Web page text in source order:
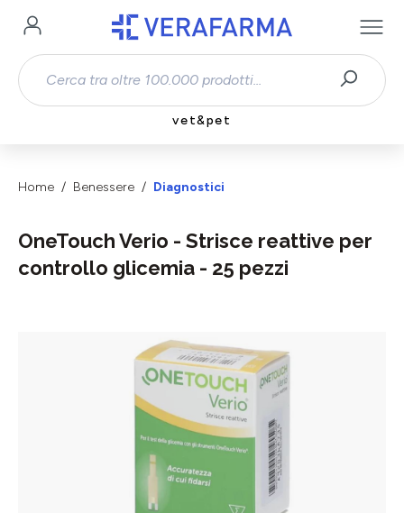
Passa al contenuto principale
vet&pet
Home Benessere Diagnostici
OneTouch Verio - Strisce reattive per
controllo glicemia - 25 pezzi
Salta la galleria di immagini